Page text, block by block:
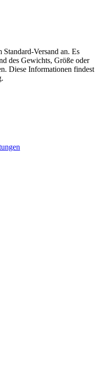
Versand an. Es
des Gewichts, Größe oder
Diese Informationen findest